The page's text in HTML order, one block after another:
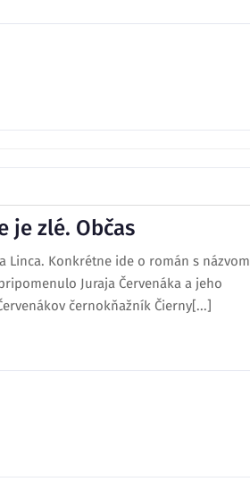
je zlé. Občas
Linca. Konkrétne ide o román s názvom
Juraja Červenáka a jeho
černokňažník Čierny[...]